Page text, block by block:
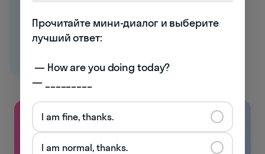
Прочитайте мини-диалог и выберите
лучший ответ:
— _________
I am fine, thanks.
I am normal, thanks.